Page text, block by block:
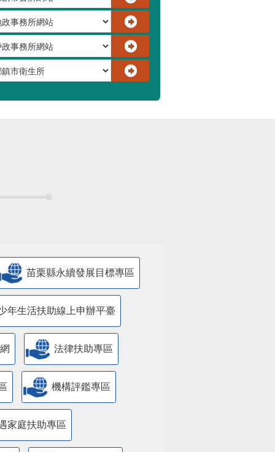
苗栗縣永續發展目標專區
年生活扶助線上申辦平臺
法律扶助專區
機構評鑑專區
家庭扶助專區